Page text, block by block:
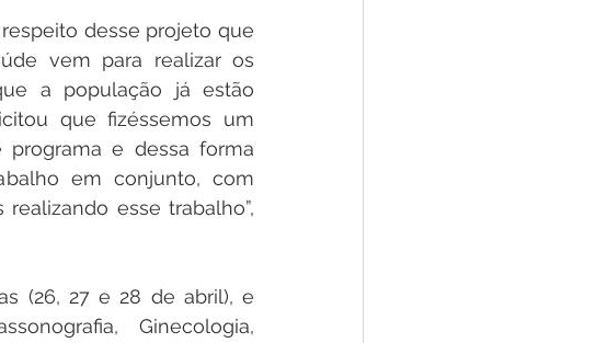
desse projeto que
vem para realizar os
a população já estão
que fizéssemos um
e dessa forma
em conjunto, com
esse trabalho”,
(26, 27 e 28 de abril), e
Ginecologia,